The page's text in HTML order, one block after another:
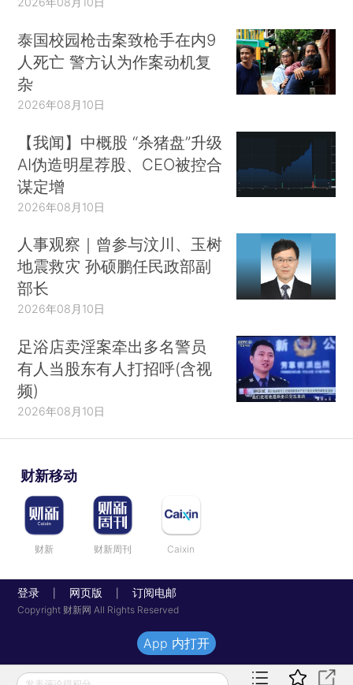
泰国校园枪击案致枪手在内9
人死亡 警方认为作案动机复
杂
2026年08月10日
【我闻】中概股 “杀猪盘”升级
AI伪造明星荐股、CEO被控合
谋定增
2026年08月10日
人事观察｜曾参与汶川、玉树
地震救灾 孙硕鹏任民政部副
部长
2026年08月10日
足浴店卖淫案牵出多名警员
有人当股东有人打招呼(含视
频)
2026年08月10日
财新移动
财新 财新周刊 Caixin
登录 网页版 订阅电邮
Copyright 财新网 All Rights Reserved
App 内打开